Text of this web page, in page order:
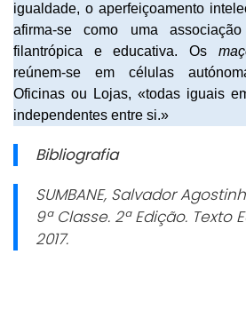
igualdade, o aperfeiçoamento
afirma-se como uma
filantrópica e educativa. Os
reúnem-se em células
Oficinas ou Lojas, «todas iguais
independentes entre si.»
Bibliografia
SUMBANE, Salvador
9ª Classe. 2ª Edição. Texto
2017.